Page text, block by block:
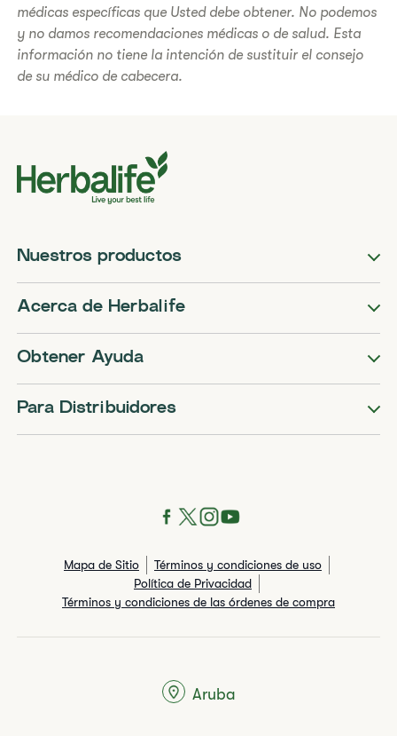
médicas específicas que Usted debe obtener. No podemos
y no damos recomendaciones médicas o de salud. Esta
información no tiene la intención de sustituir el consejo
de su médico de cabecera.
Nuestros productos
Acerca de Herbalife
Obtener Ayuda
Para Distribuidores
Mapa de Sitio
Términos y condiciones de uso
Política de Privacidad
Términos y condiciones de las órdenes de compra
Aruba